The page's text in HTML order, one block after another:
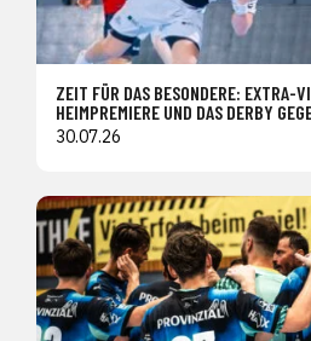
ZEIT FÜR DAS BESONDERE: EXTRA-
HEIMPREMIERE UND DAS DERBY
30.07.26